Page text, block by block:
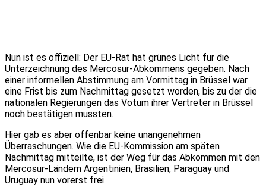
Nun ist es offiziell: Der EU-Rat hat grünes Licht für die
Unterzeichnung des Mercosur-Abkommens gegeben. Nach
einer informellen Abstimmung am Vormittag in Brüssel war
eine Frist bis zum Nachmittag gesetzt worden, bis zu der die
nationalen Regierungen das Votum ihrer Vertreter in Brüssel
noch bestätigen mussten.
Hier gab es aber offenbar keine unangenehmen
Überraschungen. Wie die EU-Kommission am späten
Nachmittag mitteilte, ist der Weg für das Abkommen mit den
Mercosur-Ländern Argentinien, Brasilien, Paraguay und
Uruguay nun vorerst frei.